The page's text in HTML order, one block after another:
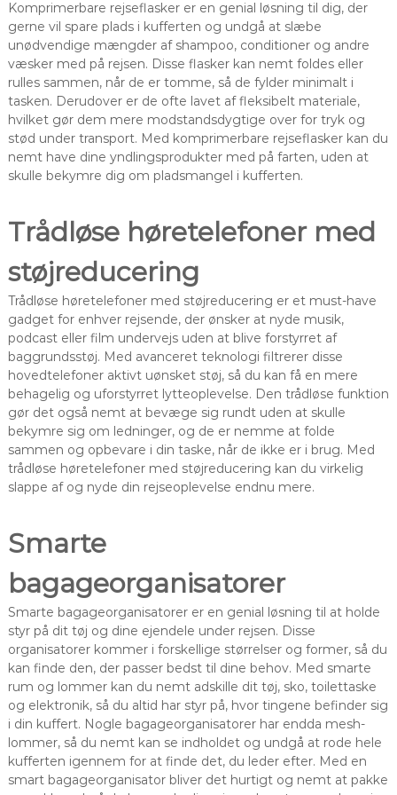
Komprimerbare rejseflasker er en genial løsning til dig, der
gerne vil spare plads i kufferten og undgå at slæbe
unødvendige mængder af shampoo, conditioner og andre
væsker med på rejsen. Disse flasker kan nemt foldes eller
rulles sammen, når de er tomme, så de fylder minimalt i
tasken. Derudover er de ofte lavet af fleksibelt materiale,
hvilket gør dem mere modstandsdygtige over for tryk og
stød under transport. Med komprimerbare rejseflasker kan du
nemt have dine yndlingsprodukter med på farten, uden at
skulle bekymre dig om pladsmangel i kufferten.
Trådløse høretelefoner med
støjreducering
Trådløse høretelefoner med støjreducering er et must-have
gadget for enhver rejsende, der ønsker at nyde musik,
podcast eller film undervejs uden at blive forstyrret af
baggrundsstøj. Med avanceret teknologi filtrerer disse
hovedtelefoner aktivt uønsket støj, så du kan få en mere
behagelig og uforstyrret lytteoplevelse. Den trådløse funktion
gør det også nemt at bevæge sig rundt uden at skulle
bekymre sig om ledninger, og de er nemme at folde
sammen og opbevare i din taske, når de ikke er i brug. Med
trådløse høretelefoner med støjreducering kan du virkelig
slappe af og nyde din rejseoplevelse endnu mere.
Smarte
bagageorganisatorer
Smarte bagageorganisatorer er en genial løsning til at holde
styr på dit tøj og dine ejendele under rejsen. Disse
organisatorer kommer i forskellige størrelser og former, så du
kan finde den, der passer bedst til dine behov. Med smarte
rum og lommer kan du nemt adskille dit tøj, sko, toilettaske
og elektronik, så du altid har styr på, hvor tingene befinder sig
i din kuffert. Nogle bagageorganisatorer har endda mesh-
lommer, så du nemt kan se indholdet og undgå at rode hele
kufferten igennem for at finde det, du leder efter. Med en
smart bagageorganisator bliver det hurtigt og nemt at pakke